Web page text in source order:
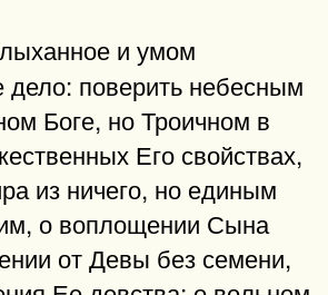
и умом
дело: поверить небесным
Боге, но Троичном в
Его свойствах,
из ничего, но единым
о воплощении Сына
от Девы без семени,